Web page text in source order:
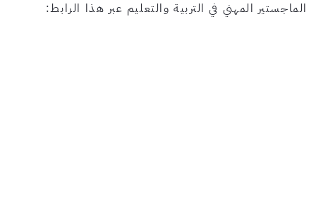
الماجستير المهني في التربية والتعليم عبر هذا الرابط: